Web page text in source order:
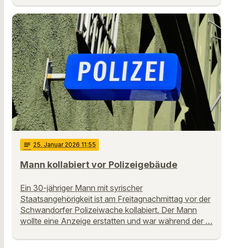
notes 25. Januar 2026 11:55
Mann kollabiert vor Polizeigebäude
Ein 30-jähriger Mann mit syrischer
Staatsangehörigkeit ist am Freitagnachmittag vor der
Schwandorfer Polizeiwache kollabiert. Der Mann
wollte eine Anzeige erstatten und war während der …